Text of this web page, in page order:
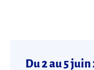
Du 2 au 5